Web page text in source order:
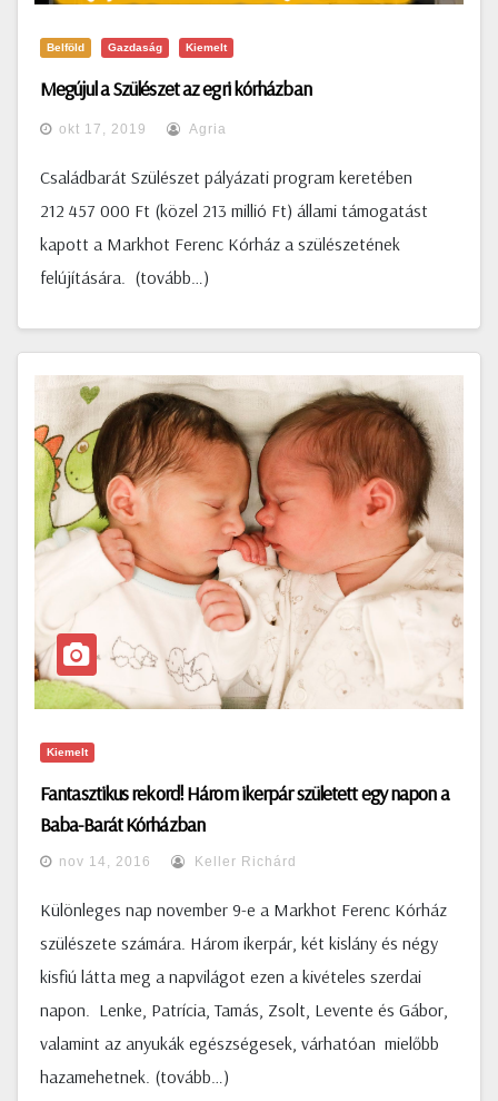
Belföld Gazdaság Kiemelt
Megújul a Szülészet az egri kórházban
okt 17, 2019 Agria
Családbarát Szülészet pályázati program keretében
212 457 000 Ft (közel 213 millió Ft) állami támogatást
kapott a Markhot Ferenc Kórház a szülészetének
felújítására. (tovább…)
Kiemelt
Fantasztikus rekord! Három ikerpár született egy napon a
Baba-Barát Kórházban
nov 14, 2016 Keller Richárd
Különleges nap november 9-e a Markhot Ferenc Kórház
szülészete számára. Három ikerpár, két kislány és négy
kisfiú látta meg a napvilágot ezen a kivételes szerdai
napon. Lenke, Patrícia, Tamás, Zsolt, Levente és Gábor,
valamint az anyukák egészségesek, várhatóan mielőbb
hazamehetnek. (tovább…)